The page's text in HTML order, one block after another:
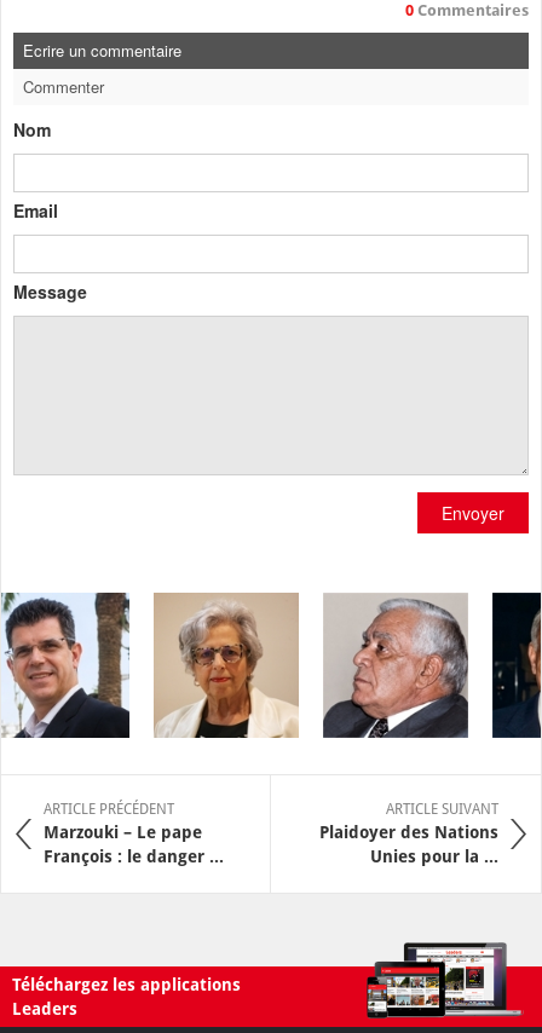
0 Commentaires
Ecrire un commentaire
Commenter
Nom
Email
Message
Envoyer
ARTICLE PRÉCÉDENT
Marzouki – Le pape
François : le danger ...
ARTICLE SUIVANT
Plaidoyer des Nations
Unies pour la ...
Téléchargez les applications
Leaders